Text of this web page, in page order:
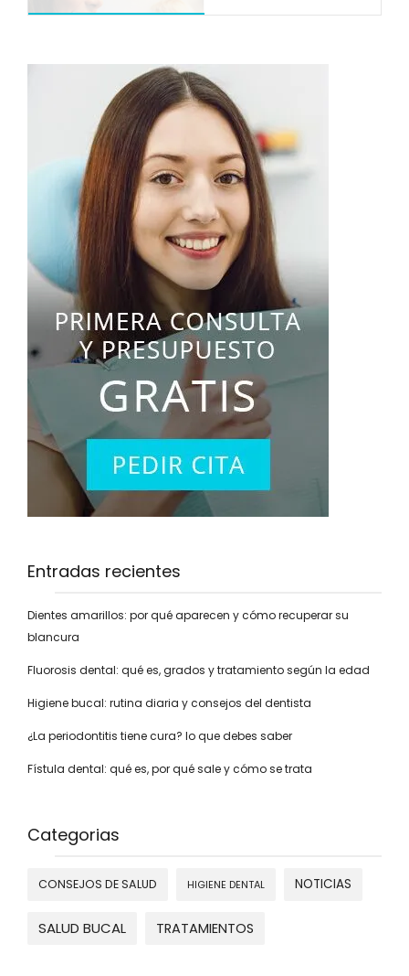
Entradas recientes
Dientes amarillos: por qué aparecen y cómo recuperar su
blancura
Fluorosis dental: qué es, grados y tratamiento según la edad
Higiene bucal: rutina diaria y consejos del dentista
¿La periodontitis tiene cura? lo que debes saber
Fístula dental: qué es, por qué sale y cómo se trata
Categorias
CONSEJOS DE SALUD HIGIENE DENTAL NOTICIAS
SALUD BUCAL TRATAMIENTOS